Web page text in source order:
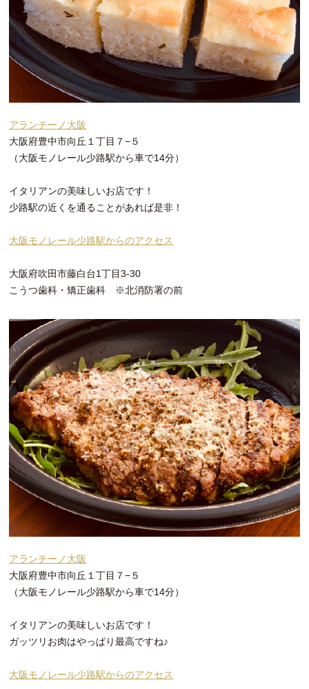
アランチーノ大阪
大阪府豊中市向丘１丁目７−５
（大阪モノレール少路駅から車で14分）
イタリアンの美味しいお店です！
少路駅の近くを通ることがあれば是非！
大阪モノレール少路駅からのアクセス
大阪府吹田市藤白台1丁目3-30
こうつ歯科・矯正歯科 ※北消防署の前
アランチーノ大阪
大阪府豊中市向丘１丁目７−５
（大阪モノレール少路駅から車で14分）
イタリアンの美味しいお店です！
ガッツリお肉はやっぱり最高ですね♪
大阪モノレール少路駅からのアクセス